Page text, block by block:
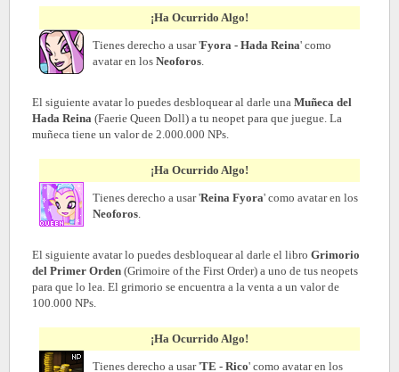
¡Ha Ocurrido Algo!
Tienes derecho a usar 'Fyora - Hada Reina' como
avatar en los Neoforos
El siguiente avatar lo puedes desbloquear al darle una Muñeca del
Hada Reina (Faerie Queen Doll) a tu neopet para que juegue. La
muñeca tiene un valor de 2.000.000 NPs.
¡Ha Ocurrido Algo!
Tienes derecho a usar 'Reina Fyora' como avatar en los
Neoforos
El siguiente avatar lo puedes desbloquear al darle el libro Grimorio
del Primer Orden (Grimoire of the First Order) a uno de tus neopets
para que lo lea. El grimorio se encuentra a la venta a un valor de
100.000 NPs.
¡Ha Ocurrido Algo!
Tienes derecho a usar 'TE - Rico' como avatar en los